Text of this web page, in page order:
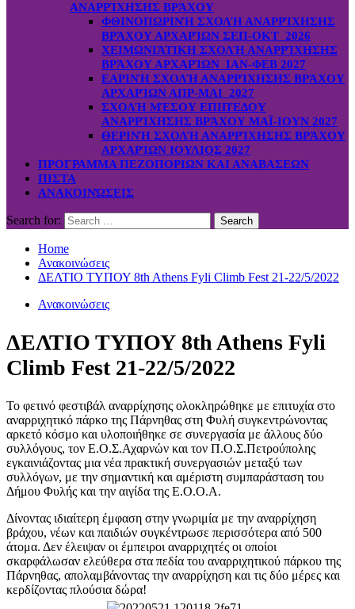
ΑΝΑΡΡΊΧΗΣΗΣ ΒΡΆΧΟΥ
ΦΘΙΝΟΠΩΡΙΝΉ ΣΧΟΛΉ ΑΝΑΡΡΊΧΗΣΗΣ
ΒΡΆΧΟΥ ΑΡΧΑΡΊΩΝ ΣΕΠ-ΟΚΤ 2026
ΧΕΙΜΩΝΙΆΤΙΚΗ ΣΧΟΛΉ ΑΝΑΡΡΊΧΗΣΗΣ
ΒΡΆΧΟΥ ΑΡΧΑΡΊΩΝ ΙΑΝ-ΦΕΒ 2027
ΕΑΡΙΝΉ ΣΧΟΛΉ ΑΝΑΡΡΊΧΗΣΗΣ ΒΡΆΧΟΥ
ΑΡΧΑΡΊΩΝ ΑΠΡ-ΜΑΙ 2027
ΣΧΟΛΉ ΜΈΣΟΥ ΕΠΙΠΈΔΟΥ
ΑΝΑΡΡΊΧΗΣΗΣ ΒΡΆΧΟΥ ΜΑΪ-ΙΟΥΝ 2027
ΘΕΡΙΝΉ ΣΧΟΛΉ ΑΝΑΡΡΊΧΗΣΗΣ ΒΡΆΧΟΥ
ΑΡΧΑΡΊΩΝ ΙΟΥΛΙΟΣ 2027
ΠΡΟΓΡΑΜΜΑ ΠΕΖΟΠΟΡΙΩΝ ΚΑΙ ΑΝΑΒΑΣΕΩΝ
ΠΙΣΤΑ
ΑΝΑΚΟΙΝΏΣΕΙΣ
Search for:
Home
Ανακοινώσεις
ΔΕΛΤΙΟ ΤΥΠΟΥ 8th Athens Fyli Climb Fest 21-22/5/2022
Ανακοινώσεις
ΔΕΛΤΙΟ ΤΥΠΟΥ 8th Athens Fyli
Climb Fest 21-22/5/2022
To φετινό φεστιβάλ αναρρίχησης ολοκληρώθηκε με επιτυχία στο
αναρριχητικό πάρκο της Πάρνηθας στη Φυλή συγκεντρώνοντας
αρκετό κόσμο και υλοποιήθηκε σε συνεργασία με άλλους δύο
συλλόγους, τον Ε.Ο.Σ.Αχαρνών και τον Π.Ο.Σ.Πετρούπολης
εγκαινιάζοντας μια νέα πρακτική συνεργασιών μεταξύ των
συλλόγων, με την σημαντική και αμέριστη συμπαράσταση του
Δήμου Φυλής και την αιγίδα της Ε.Ο.Ο.Α.
Δίνοντας ιδιαίτερη έμφαση στην γνωριμία με την αναρρίχηση
βράχου, νέων και παιδιών συγκέντρωσε περισσότερα από 500
άτομα. Δεν έλειψαν οι έμπειροι αναρριχητές οι οποίοι
σκαρφάλωσαν ελεύθερα στα πεδία του αναρριχητικού πάρκου της
Πάρνηθας, απολαμβάνοντας την αναρρίχηση και τις δύο μέρες και
κερδίζοντας πλούσια δώρα!